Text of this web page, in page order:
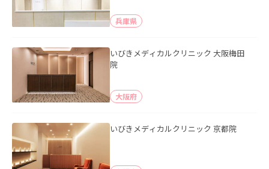
兵庫県
いびきメディカルクリニック 大阪梅田
院
大阪府
いびきメディカルクリニック 京都院